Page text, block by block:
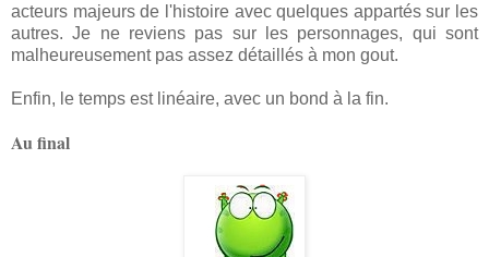
acteurs majeurs de l'histoire avec quelques appartés sur les
autres. Je ne reviens pas sur les personnages, qui sont
malheureusement pas assez détaillés à mon gout.
Enfin, le temps est linéaire, avec un bond à la fin.
Au final